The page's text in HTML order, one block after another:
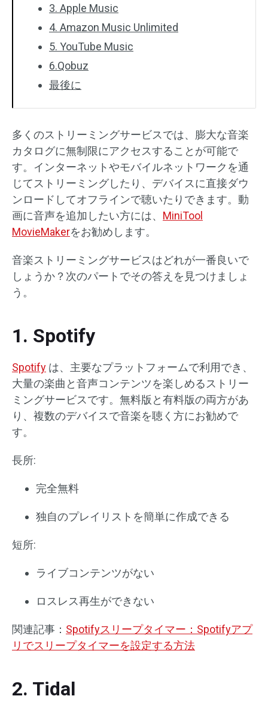
3. Apple Music
4. Amazon Music Unlimited
5. YouTube Music
6.Qobuz
最後に
多くのストリーミングサービスでは、膨大な音楽
カタログに無制限にアクセスすることが可能で
す。インターネットやモバイルネットワークを通
じてストリーミングしたり、デバイスに直接ダウ
ンロードしてオフラインで聴いたりできます。動
画に音声を追加したい方には、 MiniTool
MovieMakerをお勧めします。
音楽ストリーミングサービスはどれが一番良いで
しょうか？次のパートでその答えを見つけましょ
う。
1. Spotify
Spotify は、主要なプラットフォームで利用でき、
大量の楽曲と音声コンテンツを楽しめるストリー
ミングサービスです。無料版と有料版の両方があ
り、複数のデバイスで音楽を聴く方にお勧めで
す。
長所:
完全無料
独自のプレイリストを簡単に作成できる
短所:
ライブコンテンツがない
ロスレス再生ができない
関連記事： Spotifyスリープタイマー：Spotifyアプ
リでスリープタイマーを設定する方法
2. Tidal